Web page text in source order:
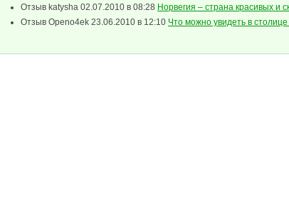
Отзыв katysha 02.07.2010 в 08:28 Норвегия – страна красивых и
Отзыв Openo4ek 23.06.2010 в 12:10 Что можно увидеть в